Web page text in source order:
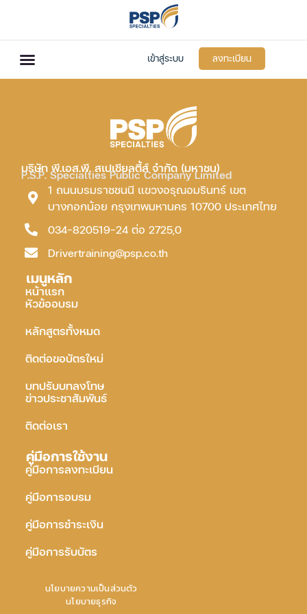
เข้าสู่ระบบ ลงทะเบียน
บริษัท พี.เอส.พี. สเปเชียลตี้ส์ จำกัด (มหาชน)
P.S.P. Specialties Public Company Limited
1 ถนนบรมราชชนนี แขวงอรุณอมรินทร์ เขต
บางกอกน้อย กรุงเทพมหานคร 10700 ประเทศไทย
034-820519-24 ต่อ 2725,0
Drivertraining@psp.co.th
เมนูหลัก
หน้าแรก
หัวข้ออบรม
หลักสูตรทั้งหมด
ติดต่อขอบัตรใหม่
บทปรับบทลงโทษ
ข่าวประชาสัมพันธ์
ติดต่อเรา
คู่มือการใช้งาน
คู่มือการลงทะเบียน
คู่มือการอบรม
คู่มือการชำระเงิน
คู่มือการรับบัตร
นโยบายความเป็นส่วนตัว
นโยบายธุรกิจ